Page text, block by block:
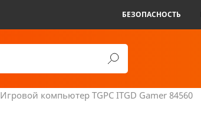
БЕЗОПАСНОСТЬ
Игровой компьютер TGPC ITGD Gamer 84560